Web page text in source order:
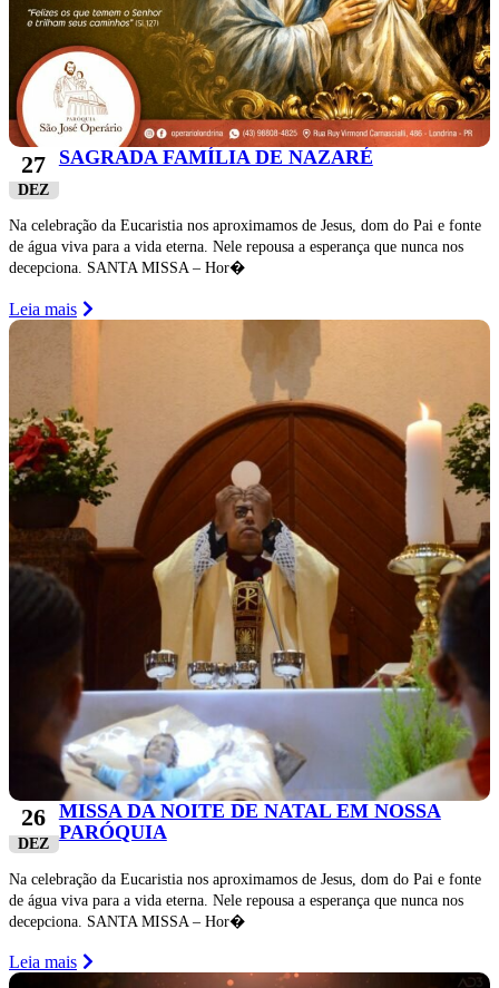
27
DEZ
SAGRADA FAMÍLIA DE NAZARÉ
Na celebração da Eucaristia nos aproximamos de Jesus, dom do Pai e fonte
de água viva para a vida eterna. Nele repousa a esperança que nunca nos
decepciona. SANTA MISSA – Hor�
Leia mais
26
DEZ
MISSA DA NOITE DE NATAL EM NOSSA
PARÓQUIA
Na celebração da Eucaristia nos aproximamos de Jesus, dom do Pai e fonte
de água viva para a vida eterna. Nele repousa a esperança que nunca nos
decepciona. SANTA MISSA – Hor�
Leia mais